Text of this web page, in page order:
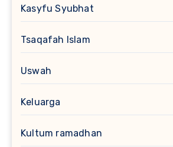
Kasyfu Syubhat
Tsaqafah Islam
Uswah
Keluarga
Kultum ramadhan